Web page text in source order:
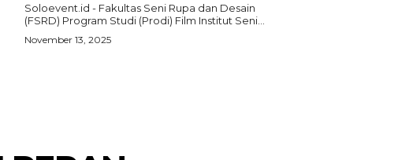
Soloevent.id - Fakultas Seni Rupa dan Desain
(FSRD) Program Studi (Prodi) Film Institut Seni...
November 13, 2025